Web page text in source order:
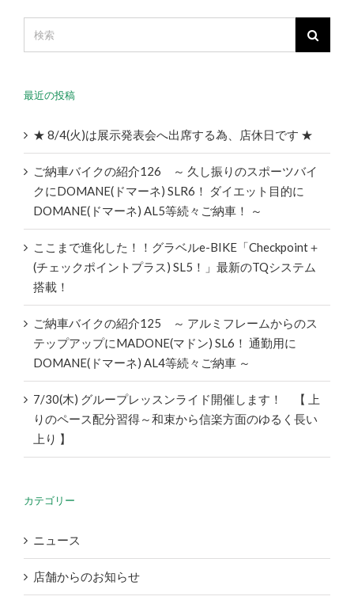
最近の投稿
★ 8/4(火)は展示発表会へ出席する為、店休日です ★
ご納車バイクの紹介126 ～ 久し振りのスポーツバイ
クにDOMANE(ドマーネ) SLR6！ ダイエット目的に
DOMANE(ドマーネ) AL5等続々ご納車！ ～
ここまで進化した！！グラベルe-BIKE「Checkpoint＋
(チェックポイントプラス) SL5！」最新のTQシステム
搭載！
ご納車バイクの紹介125 ～ アルミフレームからのス
テップアップにMADONE(マドン) SL6！ 通勤用に
DOMANE(ドマーネ) AL4等続々ご納車 ～
7/30(木) グループレッスンライド開催します！ 【 上
りのペース配分習得～和束から信楽方面のゆるく長い
上り 】
カテゴリー
ニュース
店舗からのお知らせ